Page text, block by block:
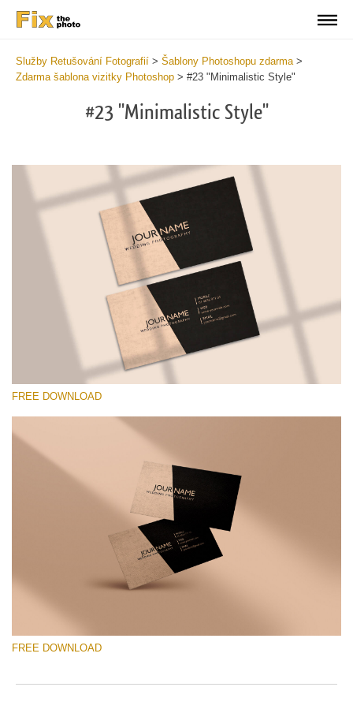
Služby Retušování Fotografií > Šablony Photoshopu zdarma>
Zdarma šablona vizitky Photoshop > #23 "Minimalistic Style"
#23 "Minimalistic Style"
Prosím vyberte
Free Template #23
Wedding Photography Templates
Stažení zdarma
FREE DOWNLOAD
FREE DOWNLOAD